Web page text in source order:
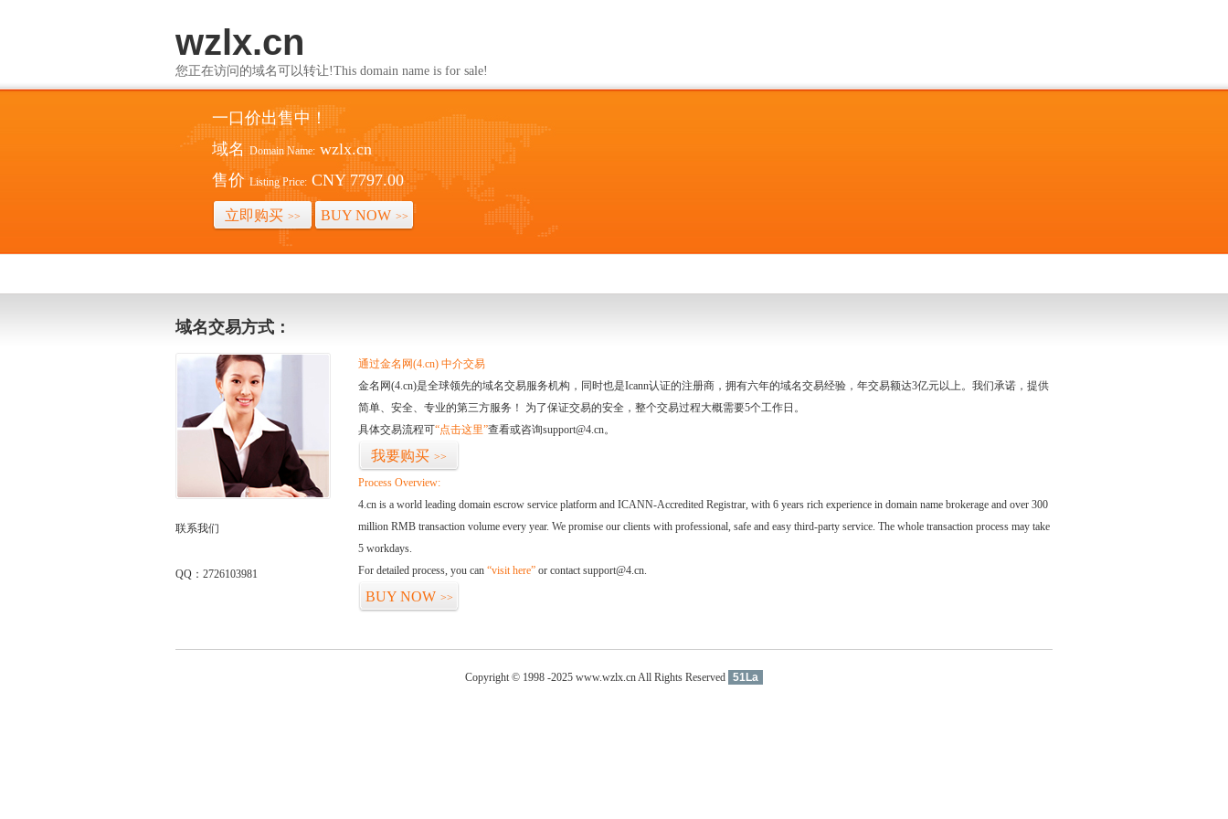
wzlx.cn
您正在访问的域名可以转让!This domain name is for sale!
一口价出售中！
域名 Domain Name: wzlx.cn
售价 Listing Price: CNY 7797.00
立即购买 >> BUY NOW >>
域名交易方式：
联系我们
QQ：2726103981
通过金名网(4.cn) 中介交易
金名网(4.cn)是全球领先的域名交易服务机构，同时也是Icann认证的注册商，拥有六年的域名交易经验，年交易额达3亿元以上。我们承诺，提供
简单、安全、专业的第三方服务！ 为了保证交易的安全，整个交易过程大概需要5个工作日。
具体交易流程可“点击这里”查看或咨询support@4.cn。
我要购买 >>
Process Overview:
4.cn is a world leading domain escrow service platform and ICANN-Accredited Registrar, with 6 years rich experience in domain name brokerage and over 300
million RMB transaction volume every year. We promise our clients with professional, safe and easy third-party service. The whole transaction process may take
5 workdays.
For detailed process, you can “visit here” or contact support@4.cn.
BUY NOW >>
Copyright © 1998 -2025 www.wzlx.cn All Rights Reserved 51La